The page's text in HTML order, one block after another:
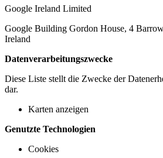
Google Ireland Limited
Google Building Gordon House, 4
Ireland
Datenverarbeitungszwecke
Diese Liste stellt die Zwecke der
dar.
Karten anzeigen
Genutzte Technologien
Cookies